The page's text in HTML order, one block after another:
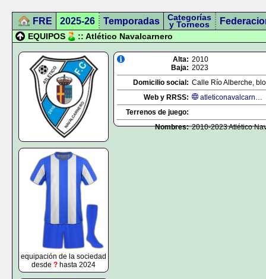
FRE 2025-26 Temporadas Categorías
y Torneos
EQUIPOS :: Atlético Navalcarnero
equipación de la sociedad
desde ? hasta 2024
Alta: 2010
Baja: 2023
Domicilio social: Calle Río Alberche,
Web y RRSS:
atleticonavalcarnero.es
Terrenos de juego:
Nombres: 2010-2023 Atlético